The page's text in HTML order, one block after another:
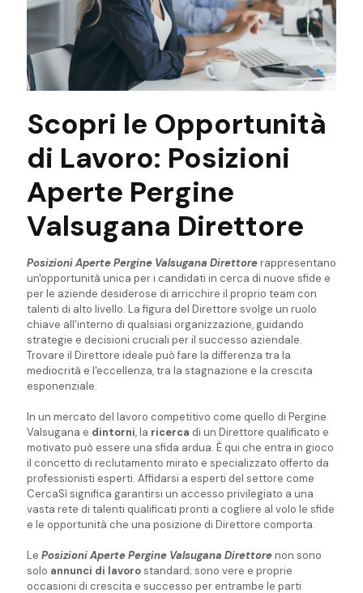
Scopri le Opportunità
di Lavoro: Posizioni
Aperte Pergine
Valsugana Direttore
Posizioni Aperte Pergine Valsugana Direttorerappresentano
un'opportunità unica per i candidati in cerca di nuove sfide e
per le aziende desiderose di arricchire il proprio team con
talenti di alto livello. La figura del Direttore svolge un ruolo
chiave all'interno di qualsiasi organizzazione, guidando
strategie e decisioni cruciali per il successo aziendale.
Trovare il Direttore ideale può fare la differenza tra la
mediocrità e l'eccellenza, tra la stagnazione e la crescita
esponenziale.
In un mercato del lavoro competitivo come quello di Pergine
Valsugana e dintorni, la ricerca di un Direttore qualificato e
motivato può essere una sfida ardua. È qui che entra in gioco
il concetto di reclutamento mirato e specializzato offerto da
professionisti esperti. Affidarsi a esperti del settore come
CercaSì significa garantirsi un accesso privilegiato a una
vasta rete di talenti qualificati pronti a cogliere al volo le sfide
e le opportunità che una posizione di Direttore comporta.
Le Posizioni Aperte Pergine Valsugana Direttorenon sono
solo annunci di lavorostandard; sono vere e proprie
occasioni di crescita e successo per entrambe le parti